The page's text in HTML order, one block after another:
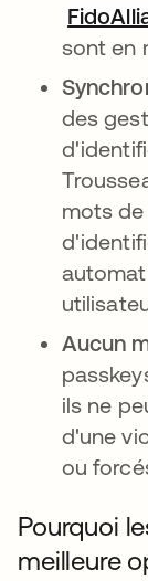
sont en
des
mots de
Aucun
ils ne
d'une
ou
Pourquoi
meilleure